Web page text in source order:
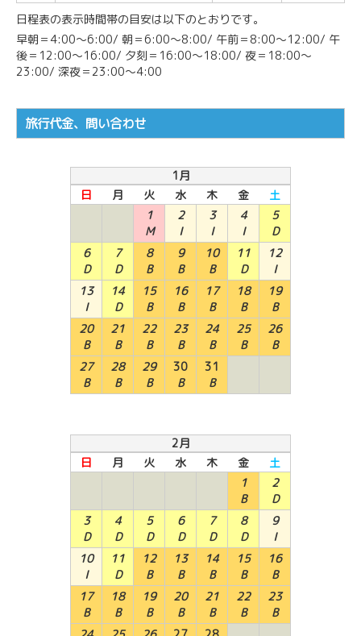
日程表の表示時間帯の目安は以下のとおりです。
早朝＝4:00～6:00/ 朝＝6:00～8:00/ 午前＝8:00～12:00/ 午
後＝12:00～16:00/ 夕刻＝16:00～18:00/ 夜＝18:00～
23:00/ 深夜＝23:00～4:00
旅行代金、問い合わせ
1月
日
月 火 水 木 金
土
1
M
2
I
3
I
4
I
5
D
6
D
7
D
8
B
9
B
10
B
11
D
12
I
13
I
14
D
15
B
16
B
17
B
18
B
19
B
20
B
21
B
22
B
23
B
24
B
25
B
26
B
27
B
28
B
29
B
30
B
31
B
2月
日
月 火 水 木 金
土
1
B
2
D
3
D
4
D
5
D
6
D
7
D
8
D
9
I
10
I
11
D
12
B
13
B
14
B
15
B
16
B
17
B
18
B
19
B
20
B
21
B
22
B
23
B